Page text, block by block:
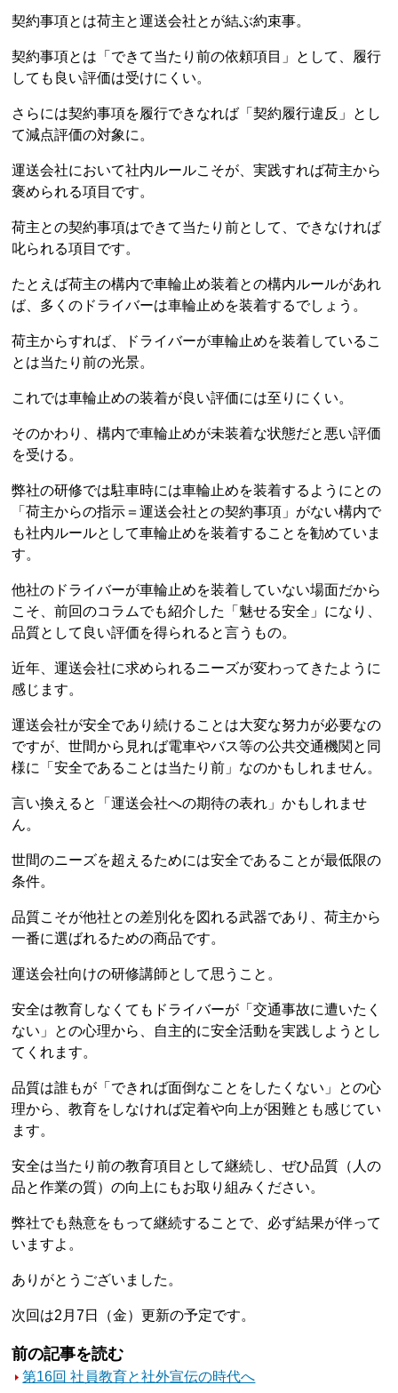
契約事項とは荷主と運送会社とが結ぶ約束事。
契約事項とは「できて当たり前の依頼項目」として、履行
しても良い評価は受けにくい。
さらには契約事項を履行できなれば「契約履行違反」とし
て減点評価の対象に。
運送会社において社内ルールこそが、実践すれば荷主から
褒められる項目です。
荷主との契約事項はできて当たり前として、できなければ
叱られる項目です。
たとえば荷主の構内で車輪止め装着との構内ルールがあれ
ば、多くのドライバーは車輪止めを装着するでしょう。
荷主からすれば、ドライバーが車輪止めを装着しているこ
とは当たり前の光景。
これでは車輪止めの装着が良い評価には至りにくい。
そのかわり、構内で車輪止めが未装着な状態だと悪い評価
を受ける。
弊社の研修では駐車時には車輪止めを装着するようにとの
「荷主からの指示＝運送会社との契約事項」がない構内で
も社内ルールとして車輪止めを装着することを勧めていま
す。
他社のドライバーが車輪止めを装着していない場面だから
こそ、前回のコラムでも紹介した「魅せる安全」になり、
品質として良い評価を得られると言うもの。
近年、運送会社に求められるニーズが変わってきたように
感じます。
運送会社が安全であり続けることは大変な努力が必要なの
ですが、世間から見れば電車やバス等の公共交通機関と同
様に「安全であることは当たり前」なのかもしれません。
言い換えると「運送会社への期待の表れ」かもしれませ
ん。
世間のニーズを超えるためには安全であることが最低限の
条件。
品質こそが他社との差別化を図れる武器であり、荷主から
一番に選ばれるための商品です。
運送会社向けの研修講師として思うこと。
安全は教育しなくてもドライバーが「交通事故に遭いたく
ない」との心理から、自主的に安全活動を実践しようとし
てくれます。
品質は誰もが「できれば面倒なことをしたくない」との心
理から、教育をしなければ定着や向上が困難とも感じてい
ます。
安全は当たり前の教育項目として継続し、ぜひ品質（人の
品と作業の質）の向上にもお取り組みください。
弊社でも熱意をもって継続することで、必ず結果が伴って
いますよ。
ありがとうございました。
次回は2月7日（金）更新の予定です。
前の記事を読む
第16回 社員教育と社外宣伝の時代へ